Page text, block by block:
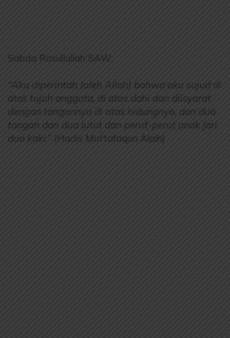
Sabda Rasullullah SAW:
“Aku diperintah (oleh Allah) bahwa aku sujud di
atas tujuh anggota, di atas dahi dan diisyarat
dengan tangannya di atas hidungnya, dan dua
tangan dan dua lutut dan perut-perut anak jari
dua kaki.” (Hadis Muttafaqun Alaih)